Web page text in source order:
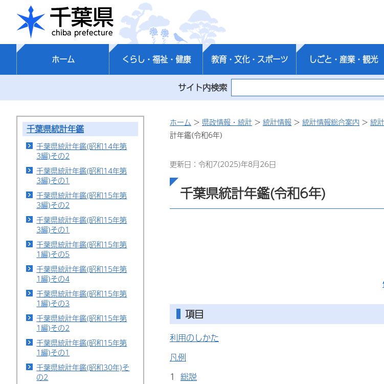
千葉県
ホーム くらし・福祉・健康 教育・文化・スポーツ しごと・産業・観光
サイト内検索
千葉県統計年鑑
千葉県統計年鑑(昭和14年第
3編)その2
千葉県統計年鑑(昭和14年第
3編)その1
千葉県統計年鑑(昭和15年第
3編)その2
千葉県統計年鑑(昭和15年第
3編)その1
千葉県統計年鑑(昭和15年第
1編)その5
千葉県統計年鑑(昭和15年第
1編)その4
千葉県統計年鑑(昭和15年第
1編)その3
千葉県統計年鑑(昭和15年第
1編)その2
千葉県統計年鑑(昭和15年第
1編)その1
千葉県統計年鑑(昭和30年)そ
の2
ホーム > 県政情報・統計 > 統計情報 > 統計情報総合案内 > 統
計年鑑(令和6年)
更新日：令和7(2025)年8月26日
千葉県統計年鑑(令和6年)
項目
利用のしかた
凡例
1 総説